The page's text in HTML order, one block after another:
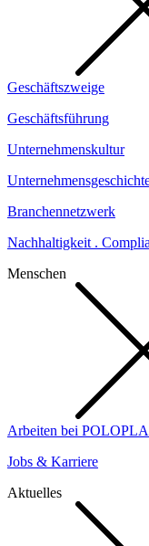
Geschäftszweige
Geschäftsführung
Unternehmenskultur
Branchennetzwerk
Nachhaltigkeit .
Menschen
Arbeiten bei
Jobs & Karriere
Aktuelles